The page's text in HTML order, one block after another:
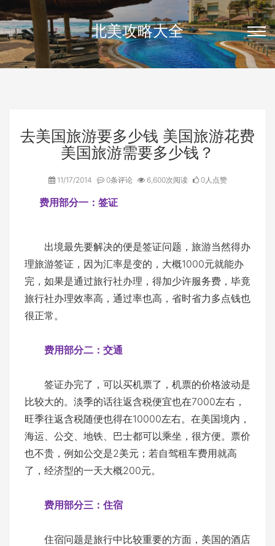
北美攻略大全
去美国旅游要多少钱 美国旅游花费
美国旅游需要多少钱？
11/17/2014 0条评论 6,600次阅读 0人点赞
费用部分一：签证
出境最先要解决的便是签证问题，旅游当然得办
理旅游签证，因为汇率是变的，大概1000元就能办
完，如果是通过旅行社办理，得加少许服务费，毕竟
旅行社办理效率高，通过率也高，省时省力多点钱也
很正常。
费用部分二：交通
签证办完了，可以买机票了，机票的价格波动是
比较大的。淡季的话往返含税便宜也在7000左右，
旺季往返含税随便也得在10000左右。在美国境内，
海运、公交、地铁、巴士都可以乘坐，很方便。票价
也不贵，例如公交是2美元；若自驾租车费用就高
了，经济型的一天大概200元。
费用部分三：住宿
住宿问题是旅行中比较重要的方面，美国的酒店